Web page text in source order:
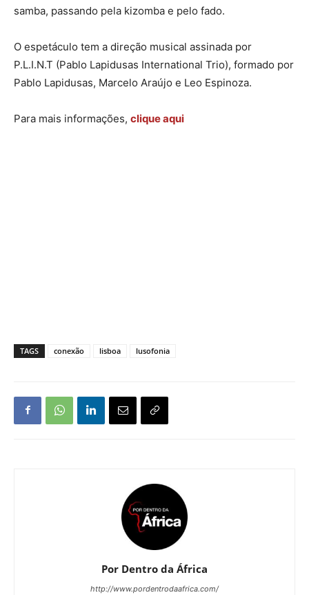
samba, passando pela kizomba e pelo fado.
O espetáculo tem a direção musical assinada por
P.L.I.N.T (Pablo Lapidusas International Trio), formado por
Pablo Lapidusas, Marcelo Araújo e Leo Espinoza.
Para mais informações, clique aqui
TAGS conexão lisboa lusofonia
Por Dentro da África
http://www.pordentrodaafrica.com/